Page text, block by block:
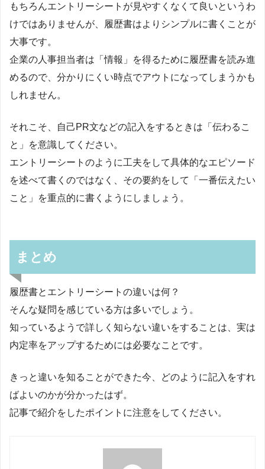
もちろんエントリーシートが見やすくなくて良いというわ
けではありませんが、履歴書はよりシンプルに書くことが
大事です。
企業の人事担当者は「情報」を得るために履歴書を読み進
めるので、分かりにくい時点でアウトになってしまうかも
しれません。
それこそ、自己PR文などの記入をするときは「伝わるこ
と」を意識してください。
エントリーシートのように工夫をして具体的なエピソード
を述べて書くのではなく、その要約をして「一番伝えたい
こと」を重点的に書くようにしましょう。
まとめ
履歴書とエントリーシートの違いは何？
そんな疑問を感じている方は多いでしょう。
知っているようで詳しく知らない違いをすることは、実は
内定率をアップするためには必要なことです。
きっと違いを知ることができた今、どのように記入をすれ
ばよいのかが分かったはず。
記事で紹介をしたポイントに注意をしてください。